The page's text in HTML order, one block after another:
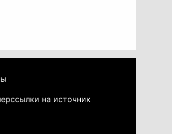
на источник